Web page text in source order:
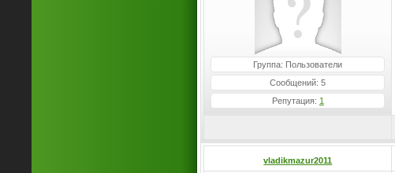
Группа: Пользователи
Сообщений: 5
Репутация: 1
vladikmazur2011